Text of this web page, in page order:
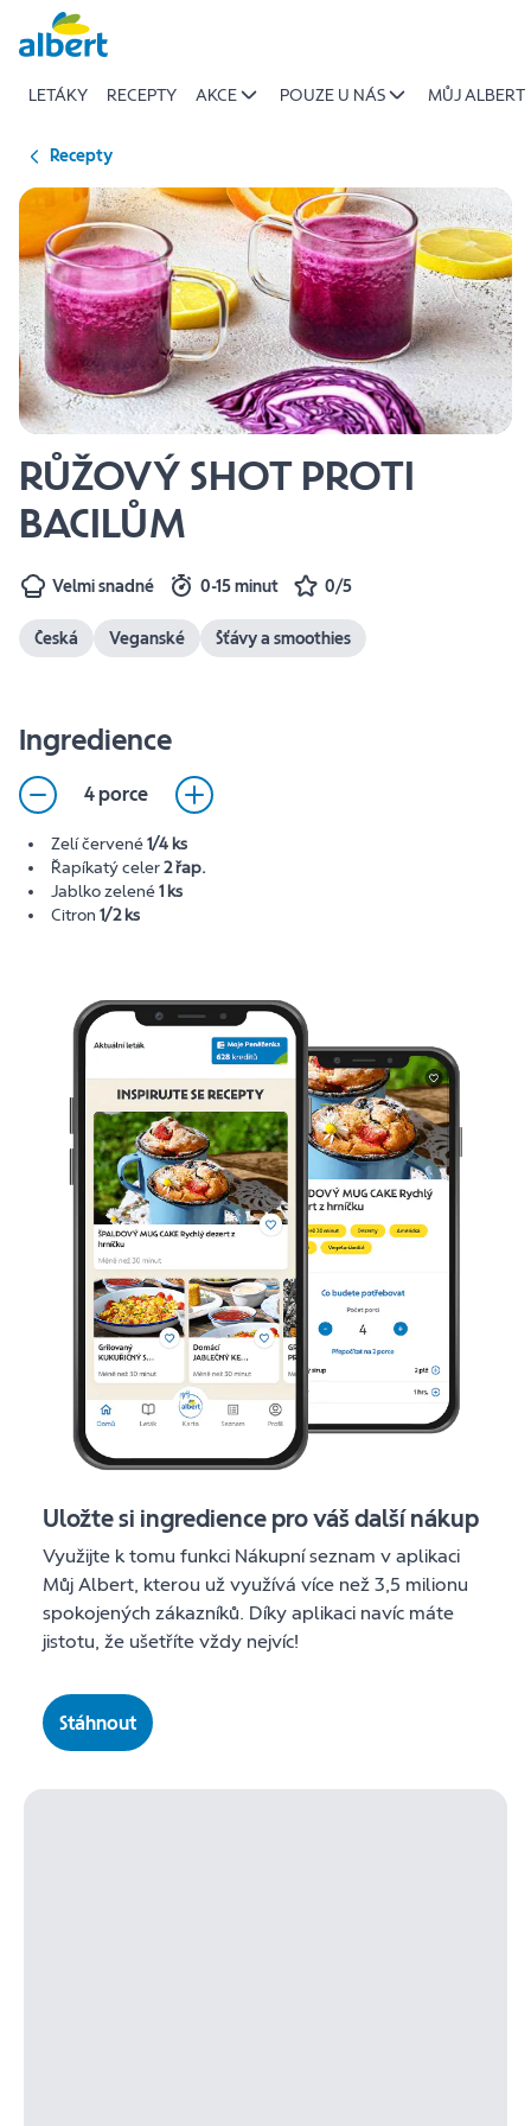
Přeskočit
LETÁKY RECEPTY AKCE POUZE U NÁS MŮJ ALBERT
Recepty
RŮŽOVÝ SHOT PROTI
BACILŮM
Velmi snadné 0-15 minut 0/5
Česká Veganské Šťávy a smoothies
Ingredience
4 porce
Zelí červené1/4 ks
Řapíkatý celer2 řap.
Jablko zelené1 ks
Citron 1/2 ks
Uložte si ingredience pro váš další nákup
Využijte k tomu funkci Nákupní seznam v aplikaci
Můj Albert, kterou už využívá více než 3,5 milionu
spokojených zákazníků. Díky aplikaci navíc máte
jistotu, že ušetříte vždy nejvíc!
Stáhnout